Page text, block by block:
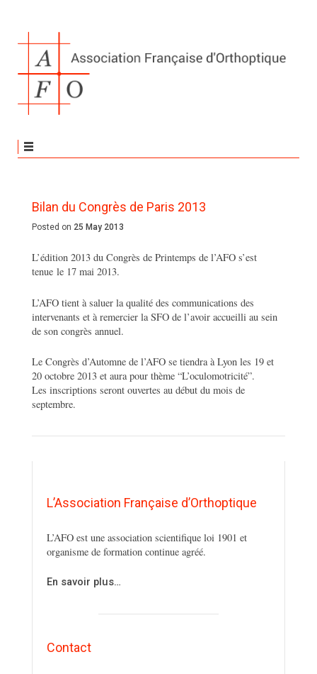
Bilan du Congrès de Paris 2013
Posted on 25 May 2013
L’édition 2013 du Congrès de Printemps de l’AFO s’est
tenue le 17 mai 2013.
L’AFO tient à saluer la qualité des communications des
intervenants et à remercier la SFO de l’avoir accueilli au sein
de son congrès annuel.
Le Congrès d’Automne de l’AFO se tiendra à Lyon les 19 et
20 octobre 2013 et aura pour thème “L’oculomotricité”.
Les inscriptions seront ouvertes au début du mois de
septembre.
L’Association Française d’Orthoptique
L’AFO est une association scientifique loi 1901 et
organisme de formation continue agréé.
En savoir plus…
Contact